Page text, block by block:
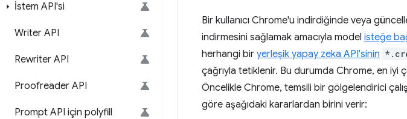
İstem API'si
Writer API
Rewriter API
Proofreader API
Prompt API için polyfill
Bir kullanıcı Chrome'u indirdiğinde veya
indirmesini sağlamak amacıyla model isteğe
herhangi bir yerleşik yapay zeka API'sinin
çağrıyla tetiklenir. Bu durumda Chrome, en
Öncelikle Chrome, temsili bir gölgelendirici
göre aşağıdaki kararlardan birini verir: